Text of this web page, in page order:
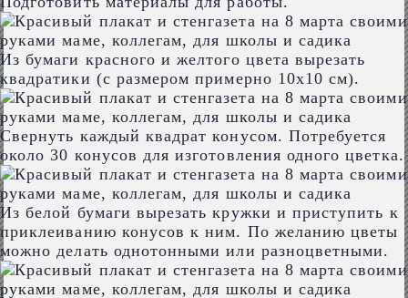
Из бумаги красного и желтого цвета вырезать
квадратики (с размером примерно 10х10 см).
Свернуть каждый квадрат конусом. Потребуется
около 30 конусов для изготовления одного цветка.
Из белой бумаги вырезать кружки и приступить к
приклеиванию конусов к ним. По желанию цветы
можно делать однотонными или разноцветными.